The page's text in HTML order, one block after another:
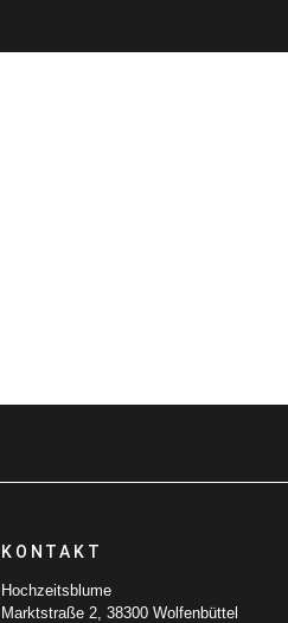
KONTAKT
Hochzeitsblume
Marktstraße 2, 38300 Wolfenbüttel